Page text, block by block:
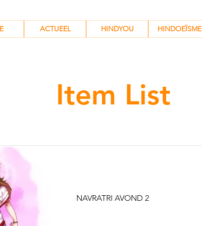
HINDOEÏSME
HINDYOU
ACTUEEL HINDYOU HINDOEÏSME
Item List
NAVRATRI AVOND 2